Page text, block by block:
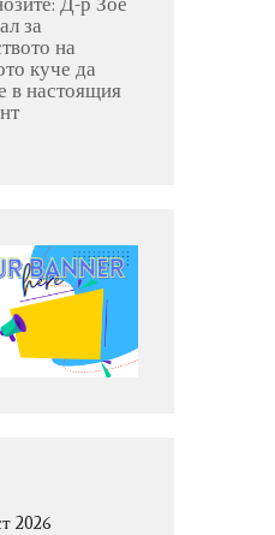
за
на
куче да
в настоящия
2026